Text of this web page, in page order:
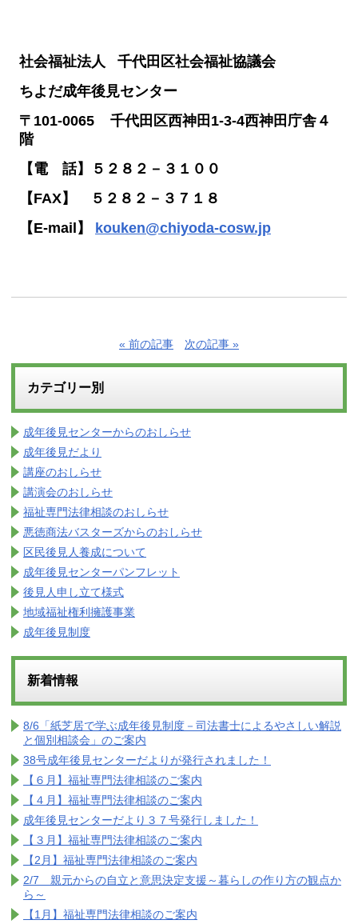
社会福祉法人 千代田区社会福祉協議会
ちよだ成年後見センター
〒101-0065 千代田区西神田1-3-4西神田庁舎４
階
【電 話】５２８２－３１００
【FAX】 ５２８２－３７１８
【E-mail】 kouken@chiyoda-cosw.jp
« 前の記事 次の記事 »
カテゴリー別
成年後見センターからのおしらせ
成年後見だより
講座のおしらせ
講演会のおしらせ
福祉専門法律相談のおしらせ
悪徳商法バスターズからのおしらせ
区民後見人養成について
成年後見センターパンフレット
後見人申し立て様式
地域福祉権利擁護事業
成年後見制度
新着情報
8/6「紙芝居で学ぶ成年後見制度－司法書士によるやさしい解説
と個別相談会」のご案内
38号成年後見センターだよりが発行されました！
【６月】福祉専門法律相談のご案内
【４月】福祉専門法律相談のご案内
成年後見センターだより３７号発行しました！
【３月】福祉専門法律相談のご案内
【2月】福祉専門法律相談のご案内
2/7 親元からの自立と意思決定支援～暮らしの作り方の観点か
ら～
【1月】福祉専門法律相談のご案内